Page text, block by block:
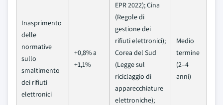
Inasprimento
delle
normative
sullo
smaltimento
dei rifiuti
elettronici
+0,8% a
+1,1%
EPR 2022); Cina
(Regole di
gestione dei
rifiuti elettronici);
Corea del Sud
(Legge sul
riciclaggio di
apparecchiature
elettroniche);
Medio
termine
(2–4
anni)